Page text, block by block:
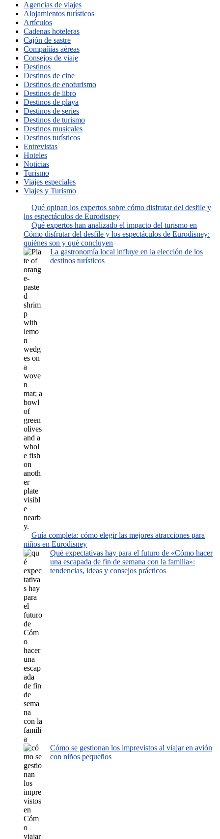
Agencias de viajes
Alojamientos turísticos
Artículos
Cadenas hoteleras
Cajón de sastre
Compañías aéreas
Consejos de viaje
Destinos
Destinos de cine
Destinos de enoturismo
Destinos de libro
Destinos de playa
Destinos de series
Destinos de turismo
Destinos musicales
Destinos turísticos
Entrevistas
Hoteles
Noticias
Turismo
Viajes especiales
Viajes y Turismo
Qué opinan los expertos sobre cómo disfrutar del desfile y
los espectáculos de Eurodisney
Qué expertos han analizado el impacto del turismo en
Cómo disfrutar del desfile y los espectáculos de Eurodisney:
quiénes son y qué concluyen
La gastronomía local influye en la elección de los
destinos turísticos
Guía completa: cómo elegir las mejores atracciones para
niños en Eurodisney
Qué expectativas hay para el futuro de «Cómo hacer
una escapada de fin de semana con la familia»:
tendencias, ideas y consejos prácticos
Cómo se gestionan los imprevistos al viajar en avión
con niños pequeños